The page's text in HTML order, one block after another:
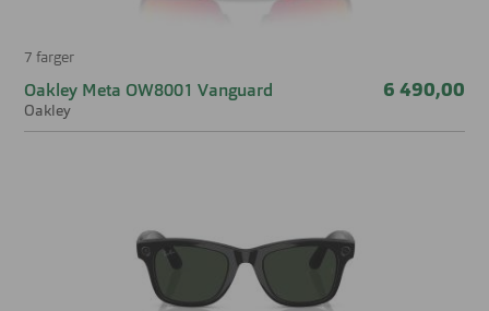
7 farger
Oakley Meta OW8001 Vanguard
Oakley
6 490,00